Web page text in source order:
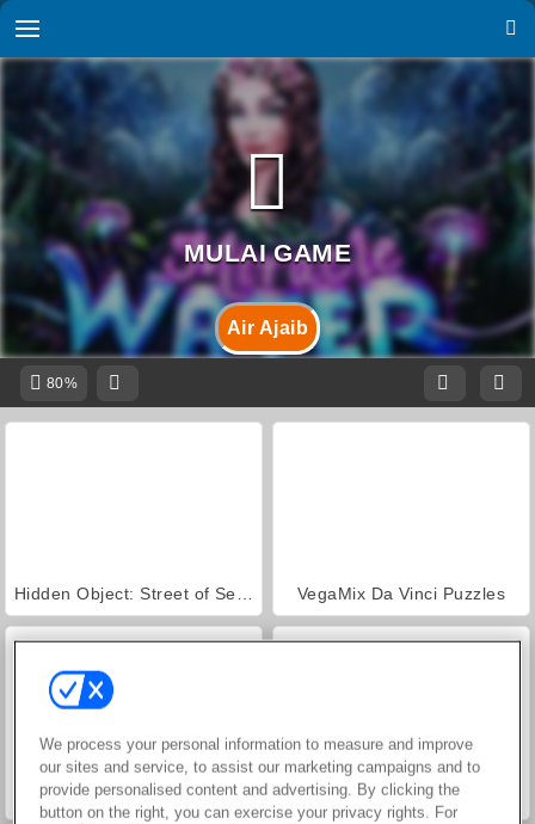
Air Ajaib
80%
VegaMix Da Vinci Puzzles
ASMR Makeover & Makeup Studio Farm Merge Valley
We process your personal information to measure and improve
our sites and service, to assist our marketing campaigns and to
provide personalised content and advertising. By clicking the
button on the right, you can exercise your privacy rights. For